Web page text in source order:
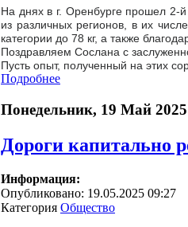
На днях в г. Оренбурге прошел 2-
из различных регионов, в их
категории до 78 кг, а также
Поздравляем Сослана с
Пусть опыт, полученный на этих
Подробнее
Понедельник, 19 Май 2025
Дороги капитально
Информация:
Опубликовано: 19.05.2025 09:27
Категория Общество